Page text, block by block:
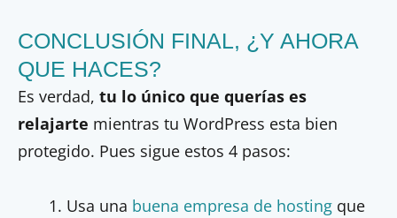
CONCLUSIÓN FINAL, ¿Y AHORA
QUE HACES?
Es verdad, tu lo único que querías es
relajarte mientras tu WordPress esta bien
protegido. Pues sigue estos 4 pasos:
Usa una buena empresa de hostingque